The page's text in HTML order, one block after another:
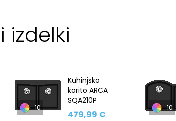
izdelki
10
Kuhinjsko
korito ARCA
SQA210P
479,99 €
10